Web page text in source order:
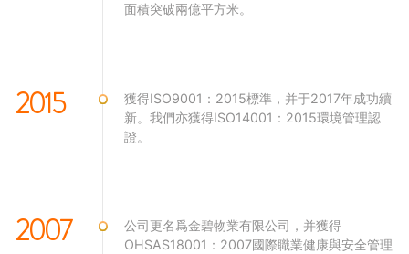
面積突破兩億平方米。
2015
獲得ISO9001：2015標準，并于2017年成功續
新。我們亦獲得ISO14001：2015環境管理認
證。
2007
公司更名爲金碧物業有限公司，并獲得
OHSAS18001：2007國際職業健康與安全管理